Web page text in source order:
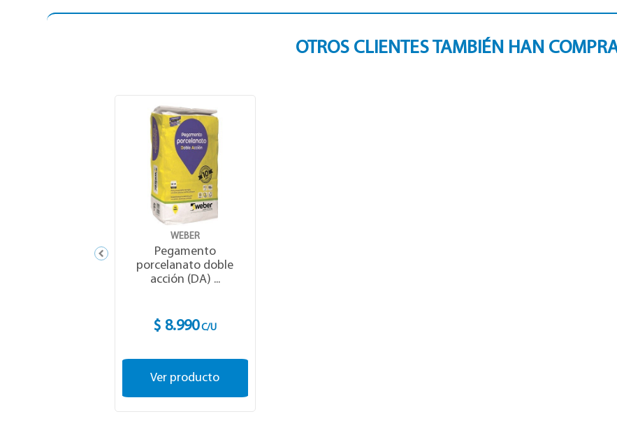
OTROS CLIENTES TAMBIÉN HAN
WEBER
Pegamento
porcelanato doble
acción (DA) ...
$ 8.990 C/U
Ver producto